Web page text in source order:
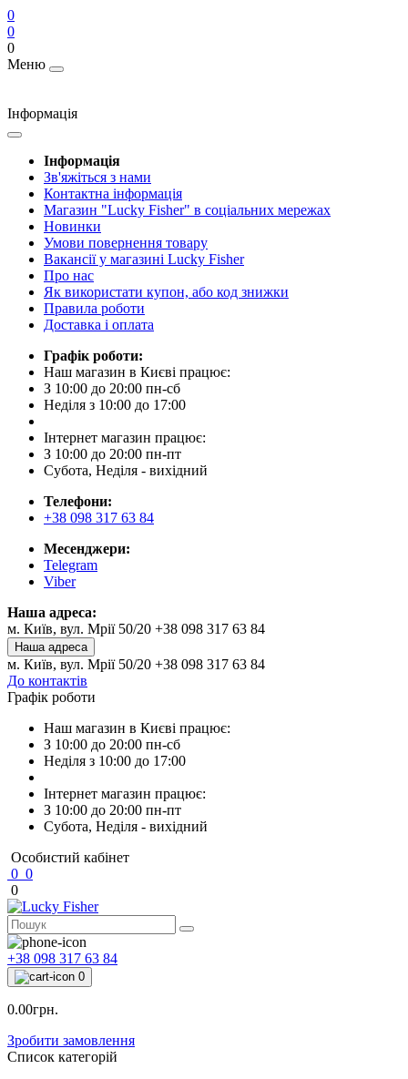
0
0
0
Меню
Інформація
Інформація
Зв'яжіться з нами
Контактна інформація
Магазин "Lucky Fisher" в соціальних мережах
Новинки
Умови повернення товару
Вакансії у магазині Lucky Fisher
Про нас
Як використати купон, або код знижки
Правила роботи
Доставка і оплата
Графік роботи:
Наш магазин в Києві працює:
З 10:00 до 20:00 пн-сб
Неділя з 10:00 до 17:00
Інтернет магазин працює:
З 10:00 до 20:00 пн-пт
Субота, Неділя - вихідний
Телефони:
+38 098 317 63 84
Месенджери:
Telegram
Viber
Наша адреса:
м. Київ, вул. Мрії 50/20 +38 098 317 63 84
Наша адреса
м. Київ, вул. Мрії 50/20 +38 098 317 63 84
До контактів
Графік роботи
Наш магазин в Києві працює:
З 10:00 до 20:00 пн-сб
Неділя з 10:00 до 17:00
Інтернет магазин працює:
З 10:00 до 20:00 пн-пт
Субота, Неділя - вихідний
Особистий кабінет
0 0
0
+38 098 317 63 84
0
0.00грн.
Зробити замовлення
Список категорій